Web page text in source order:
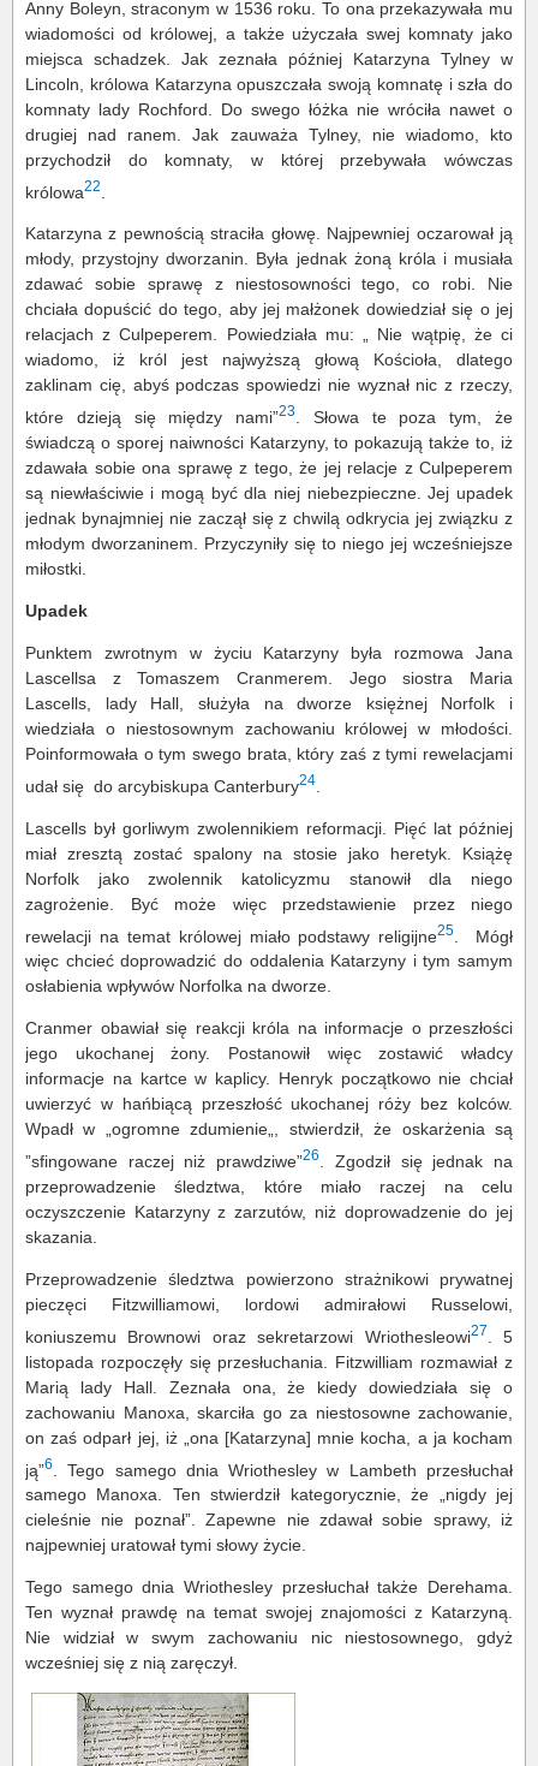
Anny Boleyn, straconym w 1536 roku. To ona przekazywała mu
wiadomości od królowej, a także użyczała swej komnaty jako
miejsca schadzek. Jak zeznała później Katarzyna Tylney w
Lincoln, królowa Katarzyna opuszczała swoją komnatę i szła do
komnaty lady Rochford. Do swego łóżka nie wróciła nawet o
drugiej nad ranem. Jak zauważa Tylney, nie wiadomo, kto
przychodził do komnaty, w której przebywała wówczas
królowa22
Katarzyna z pewnością straciła głowę. Najpewniej oczarował ją
młody, przystojny dworzanin. Była jednak żoną króla i musiała
zdawać sobie sprawę z niestosowności tego, co robi. Nie
chciała dopuścić do tego, aby jej małżonek dowiedział się o jej
relacjach z Culpeperem. Powiedziała mu: „ Nie wątpię, że ci
wiadomo, iż król jest najwyższą głową Kościoła, dlatego
zaklinam cię, abyś podczas spowiedzi nie wyznał nic z rzeczy,
które dzieją się między nami”23
. Słowa te poza tym, że
świadczą o sporej naiwności Katarzyny, to pokazują także to, iż
zdawała sobie ona sprawę z tego, że jej relacje z Culpeperem
są niewłaściwie i mogą być dla niej niebezpieczne. Jej upadek
jednak bynajmniej nie zaczął się z chwilą odkrycia jej związku z
młodym dworzaninem. Przyczyniły się to niego jej wcześniejsze
miłostki.
Upadek
Punktem zwrotnym w życiu Katarzyny była rozmowa Jana
Lascellsa z Tomaszem Cranmerem. Jego siostra Maria
Lascells, lady Hall, służyła na dworze księżnej Norfolk i
wiedziała o niestosownym zachowaniu królowej w młodości.
Poinformowała o tym swego brata, który zaś z tymi rewelacjami
udał się do arcybiskupa Canterbury24
Lascells był gorliwym zwolennikiem reformacji. Pięć lat później
miał zresztą zostać spalony na stosie jako heretyk. Książę
Norfolk jako zwolennik katolicyzmu stanowił dla niego
zagrożenie. Być może więc przedstawienie przez niego
rewelacji na temat królowej miało podstawy religijne25
. Mógł
więc chcieć doprowadzić do oddalenia Katarzyny i tym samym
osłabienia wpływów Norfolka na dworze.
Cranmer obawiał się reakcji króla na informacje o przeszłości
jego ukochanej żony. Postanowił więc zostawić władcy
informacje na kartce w kaplicy. Henryk początkowo nie chciał
uwierzyć w hańbiącą przeszłość ukochanej róży bez kolców.
Wpadł w „ogromne zdumienie„, stwierdził, że oskarżenia są
”sfingowane raczej niż prawdziwe”26
. Zgodził się jednak na
przeprowadzenie śledztwa, które miało raczej na celu
oczyszczenie Katarzyny z zarzutów, niż doprowadzenie do jej
skazania.
Przeprowadzenie śledztwa powierzono strażnikowi prywatnej
pieczęci Fitzwilliamowi, lordowi admirałowi Russelowi,
koniuszemu Brownowi oraz sekretarzowi Wriothesleowi27
. 5
listopada rozpoczęły się przesłuchania. Fitzwilliam rozmawiał z
Marią lady Hall. Zeznała ona, że kiedy dowiedziała się o
zachowaniu Manoxa, skarciła go za niestosowne zachowanie,
on zaś odparł jej, iż „ona [Katarzyna] mnie kocha, a ja kocham
ją”6
. Tego samego dnia Wriothesley w Lambeth przesłuchał
samego Manoxa. Ten stwierdził kategorycznie, że „nigdy jej
cieleśnie nie poznał”. Zapewne nie zdawał sobie sprawy, iż
najpewniej uratował tymi słowy życie.
Tego samego dnia Wriothesley przesłuchał także Derehama.
Ten wyznał prawdę na temat swojej znajomości z Katarzyną.
Nie widział w swym zachowaniu nic niestosownego, gdyż
wcześniej się z nią zaręczył.